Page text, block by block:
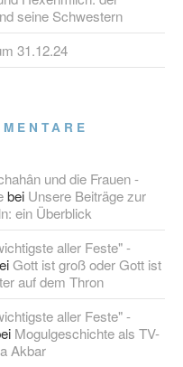
seine Schwestern
31.12.24
und die Frauen -
bei Unsere Beiträge zur
ein Überblick
aller Feste" -
Gott ist groß oder Gott ist
auf dem Thron
aller Feste" -
Mogulgeschichte als TV-
Akbar